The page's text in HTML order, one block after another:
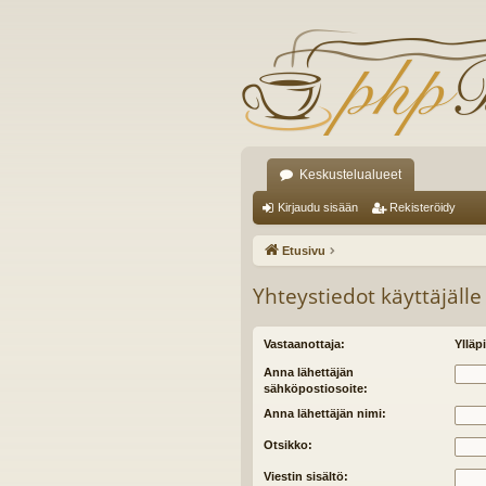
Keskustelualueet
Kirjaudu sisään Rekisteröidy
Etusivu
Yhteystiedot käyttäjälle
Vastaanottaja:
Anna lähettäjän
sähköpostiosoite:
Anna lähettäjän nimi:
Otsikko:
Viestin sisältö: